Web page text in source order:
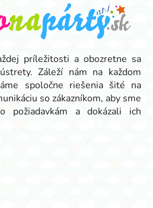
príležitosti a obozretne sa
Záleží nám na každom
spoločne riešenia šité na
so zákazníkom, aby sme
požiadavkám a dokázali ich